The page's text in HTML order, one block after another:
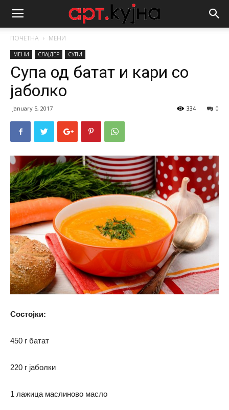
ПОЧЕТНА МЕНИ
МЕНИ СЛАЈДЕР СУПИ
Супа од батат и кари со
јаболко
January 5, 2017 0
334
Состојки:
450 г батат
220 г јаболки
1 лажица маслиново масло